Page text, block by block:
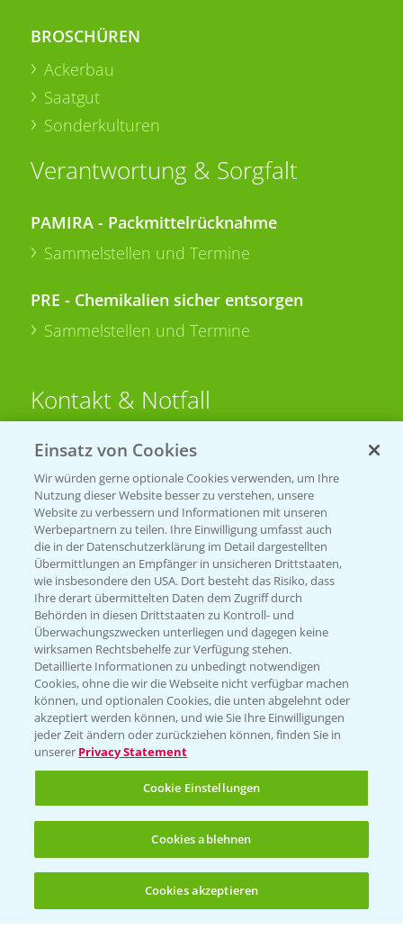
(noch 4)
BROSCHÜREN
Ackerbau
Saatgut
Sonderkulturen
Verantwortung & Sorgfalt
PAMIRA - Packmittelrücknahme
Sammelstellen und Termine
PRE - Chemikalien sicher entsorgen
Sammelstellen und Termine
Kontakt & Notfall
Beratung auf WhatsApp
T.+49 (0)174 346 564 1
KONTAKT
Hilfe in Notfällen
T.+49 (0)214/30-20220
Folgen Sie uns
Allgemeine Nutzungsbedingungen
Datenschutzerklärung
Einsatz von Cookies
Wir würden gerne optionale Cookies verwenden, um Ihre
Nutzung dieser Website besser zu verstehen, unsere
Website zu verbessern und Informationen mit unseren
Werbepartnern zu teilen. Ihre Einwilligung umfasst auch
die in der Datenschutzerklärung im Detail dargestellten
Übermittlungen an Empfänger in unsicheren Drittstaaten,
wie insbesondere den USA. Dort besteht das Risiko, dass
Ihre derart übermittelten Daten dem Zugriff durch
Behörden in diesen Drittstaaten zu Kontroll- und
Überwachungszwecken unterliegen und dagegen keine
wirksamen Rechtsbehelfe zur Verfügung stehen.
Detaillierte Informationen zu unbedingt notwendigen
Cookies, ohne die wir die Webseite nicht verfügbar machen
können, und optionalen Cookies, die unten abgelehnt oder
akzeptiert werden können, und wie Sie Ihre Einwilligungen
jeder Zeit ändern oder zurückziehen können, finden Sie in
unserer Privacy Statement
Cookie Einstellungen
Cookies ablehnen
Cookies akzeptieren